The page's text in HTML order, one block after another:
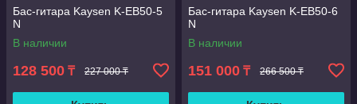
Бас-гитара Kaysen K-EB50-5
N
В наличии
128 500 ₸ 227 000 ₸
Бас-гитара Kaysen K-EB50-6
N
В наличии
151 000 ₸ 266 500 ₸